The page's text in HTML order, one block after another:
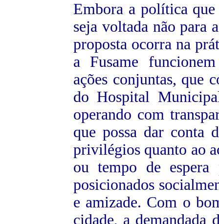
Embora a política
seja voltada não para
proposta ocorra na
a Fusame
ações conjuntas, que
do Hospital
operando com
que possa dar conta
privilégios quanto ao
ou tempo de espera
posicionados
e amizade. Com o
cidade, a demandada